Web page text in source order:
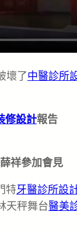
壞了中醫診所
修設計報告
薛祥參加會見
特牙醫診所設
天秤舞台醫美